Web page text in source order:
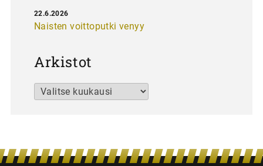
Naisten voittoputki venyy
22.6.2026
Arkistot
Arkistot